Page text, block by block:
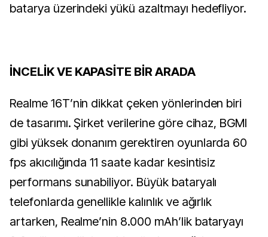
batarya üzerindeki yükü azaltmayı hedefliyor.
İNCELİK VE KAPASİTE BİR ARADA
Realme 16T’nin dikkat çeken yönlerinden biri
de tasarımı. Şirket verilerine göre cihaz, BGMI
gibi yüksek donanım gerektiren oyunlarda 60
fps akıcılığında 11 saate kadar kesintisiz
performans sunabiliyor. Büyük bataryalı
telefonlarda genellikle kalınlık ve ağırlık
artarken, Realme’nin 8.000 mAh’lik bataryayı